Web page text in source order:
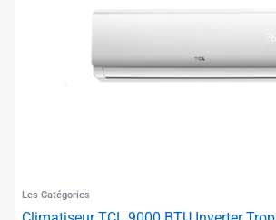
Les Catégories